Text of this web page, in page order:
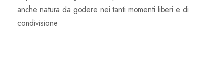
anche natura da godere nei tanti momenti liberi e di
condivisione